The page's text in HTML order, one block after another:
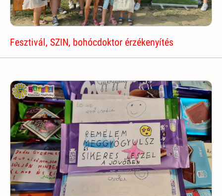
Fesztivál, SZIN, bohócdoktor érzékenyítés